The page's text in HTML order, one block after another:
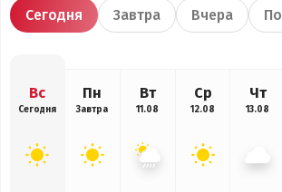
Сегодня Завтра Вчера
Вс
Сегодня
Пн
Завтра
Вт
11.08
Ср
12.08
Чт
13.08